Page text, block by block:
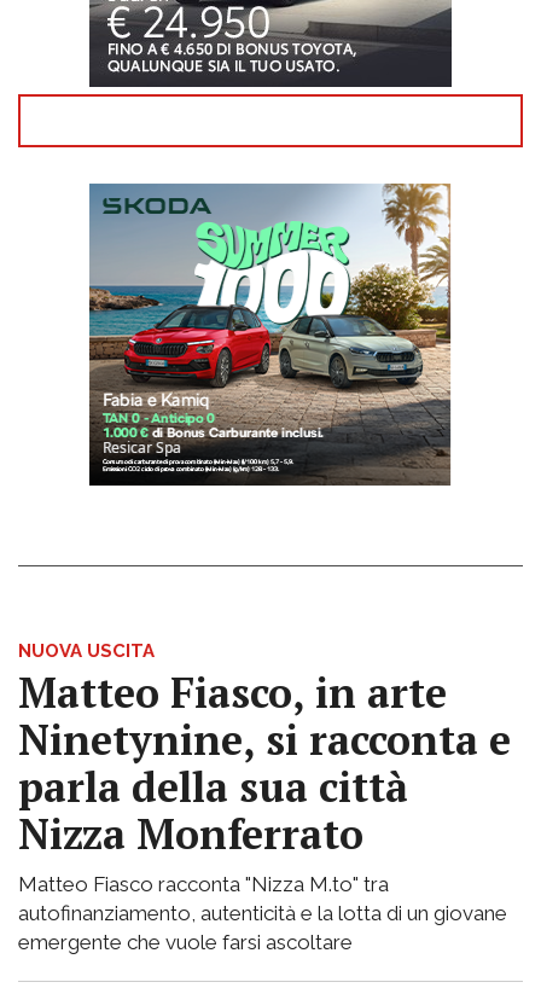
NUOVA USCITA
Matteo Fiasco, in arte
Ninetynine, si racconta e
parla della sua città
Nizza Monferrato
Matteo Fiasco racconta "Nizza M.to" tra
autofinanziamento, autenticità e la lotta di un giovane
emergente che vuole farsi ascoltare